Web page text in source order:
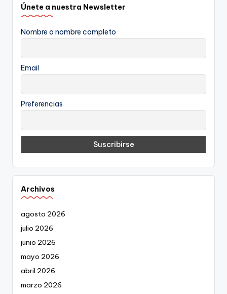
Únete a nuestra Newsletter
Nombre o nombre completo
Email
Preferencias
Archivos
agosto 2026
julio 2026
junio 2026
mayo 2026
abril 2026
marzo 2026